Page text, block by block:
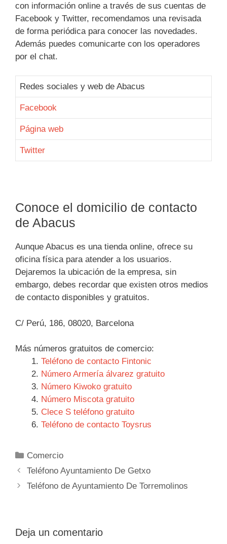
con información online a través de sus cuentas de
Facebook y Twitter, recomendamos una revisada
de forma periódica para conocer las novedades.
Además puedes comunicarte con los operadores
por el chat.
Redes sociales y web de Abacus
Facebook
Página web
Twitter
Conoce el domicilio de contacto
de Abacus
Aunque Abacus es una tienda online, ofrece su
oficina física para atender a los usuarios.
Dejaremos la ubicación de la empresa, sin
embargo, debes recordar que existen otros medios
de contacto disponibles y gratuitos.
C/ Perú, 186, 08020, Barcelona
Más números gratuitos de comercio:
Teléfono de contacto Fintonic
Número Armería álvarez gratuito
Número Kiwoko gratuito
Número Miscota gratuito
Clece S teléfono gratuito
Teléfono de contacto Toysrus
Categorías
Comercio
Navegación
de
Teléfono Ayuntamiento De Getxo
Teléfono de Ayuntamiento De Torremolinos
Deja un comentario